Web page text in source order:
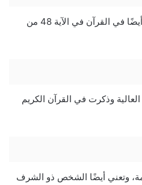
وهو النور والضوء، كلمة مذكورة أيضًا في القرآن في الآية 48 من
وذكرت في القرآن الكريم
وتعني أيضًا الشخص ذو الشرف